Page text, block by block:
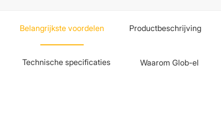
Belangrijkste voordelen Productbeschrijving
Technische specificaties Waarom Glob-el